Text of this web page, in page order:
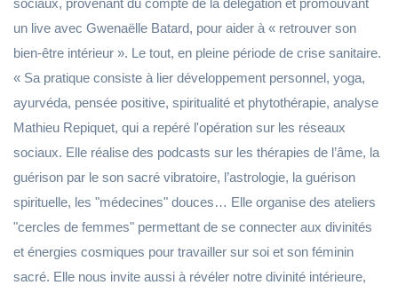
sociaux, provenant du compte de la délégation et promouvant
un live avec Gwenaëlle Batard, pour aider à « retrouver son
bien-être intérieur ». Le tout, en pleine période de crise sanitaire.
« Sa pratique consiste à lier développement personnel, yoga,
ayurvéda, pensée positive, spiritualité et phytothérapie, analyse
Mathieu Repiquet, qui a repéré l'opération sur les réseaux
sociaux. Elle réalise des podcasts sur les thérapies de l’âme, la
guérison par le son sacré vibratoire, l’astrologie, la guérison
spirituelle, les "médecines" douces… Elle organise des ateliers
"cercles de femmes" permettant de se connecter aux divinités
et énergies cosmiques pour travailler sur soi et son féminin
sacré. Elle nous invite aussi à révéler notre divinité intérieure,